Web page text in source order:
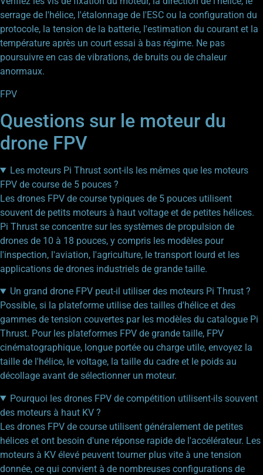
serrage de l'hélice, l'étalonnage de l'ESC ou la configuration du
protocole, la tension de la batterie, l'estimation du courant et la
température après un court essai à bas régime. Ne pas
poursuivre en cas de vibrations, de bruits ou de chaleur
anormaux.
FPV
Questions sur le moteur du
drone FPV
Les moteurs Pi Thrust sont-ils les mêmes que les moteurs
FPV de course de 5 pouces ?
Les drones FPV de course typiques de 5 pouces utilisent
souvent de petits moteurs à haut voltage et de petites hélices.
Pi Thrust se concentre sur les systèmes de propulsion de
drones de 10 à 18 pouces, y compris les modèles pour
l'inspection, l'aviation, l'agriculture, le transport lourd et les
applications de drones industriels de grande taille.
Un grand drone FPV peut-il utiliser des moteurs Pi Thrust ?
Possible, si la plateforme utilise des tailles d'hélice et des
gammes de tension couvertes par les modèles du catalogue Pi
Thrust. Pour les plateformes FPV de grande taille, FPV
cinématographique, longue portée ou charge utile, envoyez la
taille de l'hélice, le voltage, la taille du cadre et le poids au
décollage avant de sélectionner un moteur.
Pourquoi les drones FPV de compétition utilisent-ils souvent
des moteurs à haut KV ?
Les drones FPV de course utilisent généralement de petites
hélices et ont besoin d'une réponse rapide de l'accélérateur. Les
moteurs à KV élevé peuvent tourner plus vite à une tension
donnée, ce qui convient à de nombreuses configurations de